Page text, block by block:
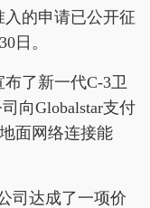
入的申请已公开征
日。
布了新一代C-3卫
向Globalstar支付
面网络连接能
司达成了一项价